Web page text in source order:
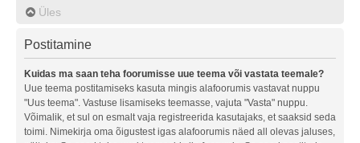
Üles
Postitamine
Kuidas ma saan teha foorumisse uue teema või vastata teemale?
Uue teema postitamiseks kasuta mingis alafoorumis vastavat nuppu
"Uus teema". Vastuse lisamiseks teemasse, vajuta "Vasta" nuppu.
Võimalik, et sul on esmalt vaja registreerida kasutajaks, et saaksid seda
toimi. Nimekirja oma õigustest igas alafoorumis näed all olevas jaluses,